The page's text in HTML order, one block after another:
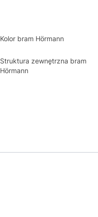
Kolor bram Hörmann
Struktura zewnętrzna bram
Hörmann